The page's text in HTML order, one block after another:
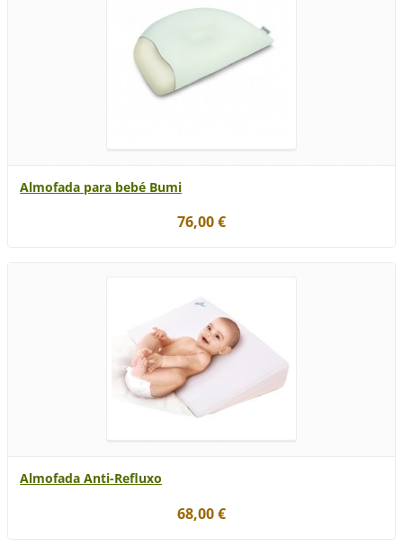
Almofada para bebé Bumi
76,00 €
Almofada Anti-Refluxo
68,00 €